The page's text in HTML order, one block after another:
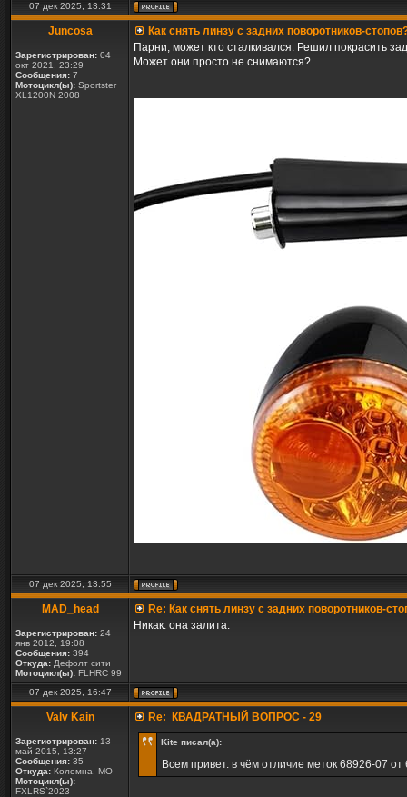
07 дек 2025, 13:31
Juncosa
Зарегистрирован: 04
окт 2021, 23:29
Сообщения: 7
Мотоцикл(ы): Sportster
XL1200N 2008
Как снять линзу с задних поворотников-
Парни, может кто сталкивался. Решил покрасить
Может они просто не снимаются?
07 дек 2025, 13:55
MAD_head
Зарегистрирован: 24
янв 2012, 19:08
Сообщения: 394
Откуда: Дефолт сити
Мотоцикл(ы): FLHRC 99
Re: Как снять линзу с задних поворотников-
Никак. она залита.
07 дек 2025, 16:47
Valv Kain
Зарегистрирован: 13
май 2015, 13:27
Сообщения: 35
Откуда: Коломна, МО
Мотоцикл(ы):
FXLRS`2023
Re: КВАДРАТНЫЙ ВОПРОС - 29
Kite писал(а):
Всем привет. в чём отличие меток 68926-07